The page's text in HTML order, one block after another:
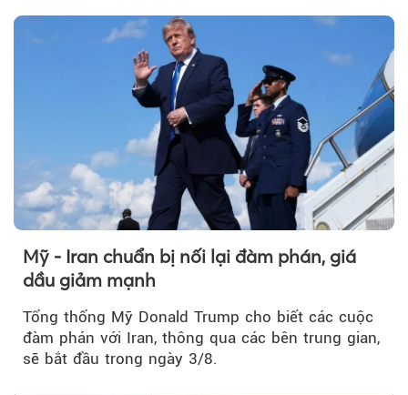
Mỹ - Iran chuẩn bị nối lại đàm phán, giá
dầu giảm mạnh
Tổng thống Mỹ Donald Trump cho biết các cuộc
đàm phán với Iran, thông qua các bên trung gian,
sẽ bắt đầu trong ngày 3/8.